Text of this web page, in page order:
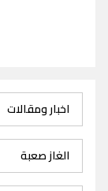
اخبار ومقالات
الغاز صعبة